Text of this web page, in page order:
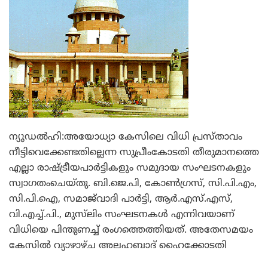
ന്യൂഡല്‍ഹി:അയോധ്യാ കേസിലെ വിധി പ്രസ്താവം
നീട്ടിവെക്കേണ്ടതില്ലെന്ന സുപ്രീംകോടതി തീരുമാനത്തെ
എല്ലാ രാഷ്ട്രീയപാര്‍ട്ടികളും സമുദായ സംഘടനകളും
സ്വാഗതംചെയ്തു. ബി.ജെ.പി, കോണ്‍ഗ്രസ്, സി.പി.എം,
സി.പി.ഐ, സമാജ്‌വാദി പാര്‍ട്ടി, ആര്‍.എസ്.എസ്,
വി.എച്ച്.പി., മുസ്‌ലിം സംഘടനകള്‍ എന്നിവയാണ്
വിധിയെ പിന്തുണച്ച് രംഗത്തെത്തിയത്. അതേസമയം
കേസില്‍ വ്യാഴാഴ്ച അലഹബാദ് ഹൈക്കോടതി